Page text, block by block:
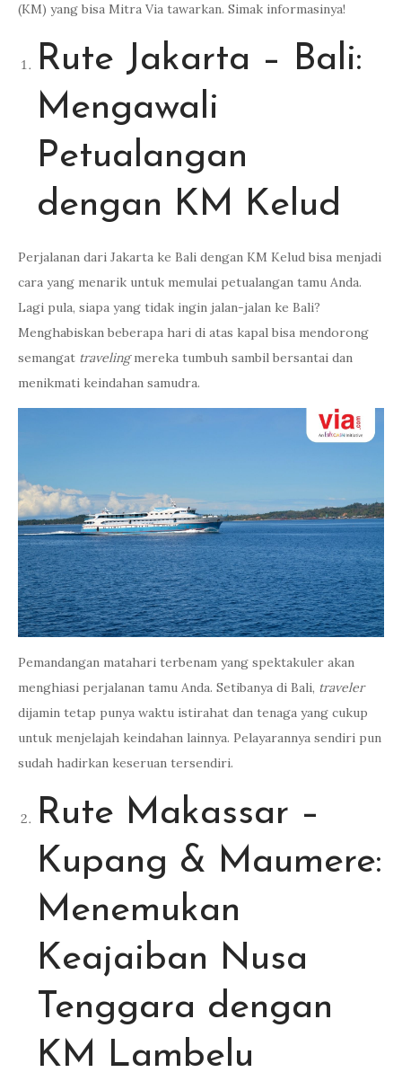
(KM) yang bisa Mitra Via tawarkan. Simak informasinya!
Rute Jakarta – Bali:
Mengawali
Petualangan
dengan KM Kelud
Perjalanan dari Jakarta ke Bali dengan KM Kelud bisa menjadi
cara yang menarik untuk memulai petualangan tamu Anda.
Lagi pula, siapa yang tidak ingin jalan-jalan ke Bali?
Menghabiskan beberapa hari di atas kapal bisa mendorong
semangat travelingmereka tumbuh sambil bersantai dan
menikmati keindahan samudra.
Pemandangan matahari terbenam yang spektakuler akan
menghiasi perjalanan tamu Anda. Setibanya di Bali, traveler
dijamin tetap punya waktu istirahat dan tenaga yang cukup
untuk menjelajah keindahan lainnya. Pelayarannya sendiri pun
sudah hadirkan keseruan tersendiri.
Rute Makassar –
Kupang & Maumere:
Menemukan
Keajaiban Nusa
Tenggara dengan
KM Lambelu